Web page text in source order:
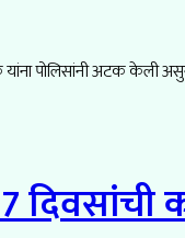
पोलिसांनी अटक केली असुन